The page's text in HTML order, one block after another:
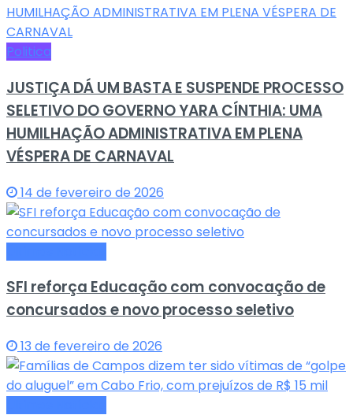
Politica
JUSTIÇA DÁ UM BASTA E SUSPENDE PROCESSO
SELETIVO DO GOVERNO YARA CÍNTHIA: UMA
HUMILHAÇÃO ADMINISTRATIVA EM PLENA
VÉSPERA DE CARNAVAL
14 de fevereiro de 2026
SFI reforça Educação com convocação de
concursados e novo processo seletivo
13 de fevereiro de 2026